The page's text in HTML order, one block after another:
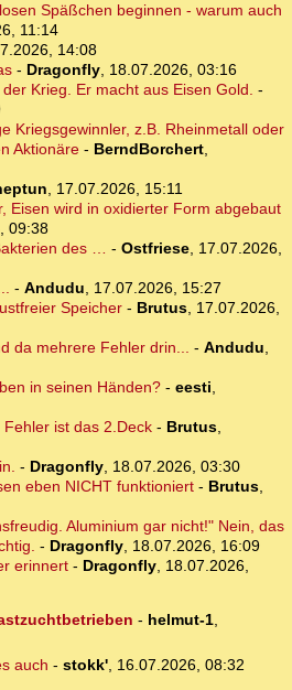
Späßchen beginnen - warum auch
11:14
14:08
- Dragonfly, 18.07.2026, 03:16
Krieg. Er macht aus Eisen Gold. -
Kriegsgewinnler, z.B. Rheinmetall oder
Aktionäre - BerndBorchert,
, 17.07.2026, 15:11
Eisen wird in oxidierter Form abgebaut
09:38
des … - Ostfriese, 17.07.2026,
- Andudu, 17.07.2026, 15:27
Speicher- Brutus, 17.07.2026,
da mehrere Fehler drin... - Andudu,
in seinen Händen?- eesti,
ist das 2.Deck- Brutus,
- Dragonfly, 18.07.2026, 03:30
eben NICHT funktioniert- Brutus,
Aluminium gar nicht!" Nein, das
- Dragonfly, 18.07.2026, 16:09
erinnert- Dragonfly, 18.07.2026,
- helmut-1,
auch - stokk', 16.07.2026, 08:32